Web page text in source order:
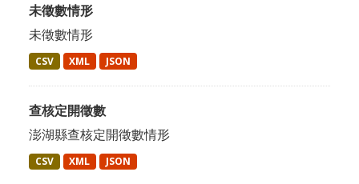
未徵數情形
未徵數情形
CSV XML JSON
查核定開徵數
澎湖縣查核定開徵數情形
CSV XML JSON